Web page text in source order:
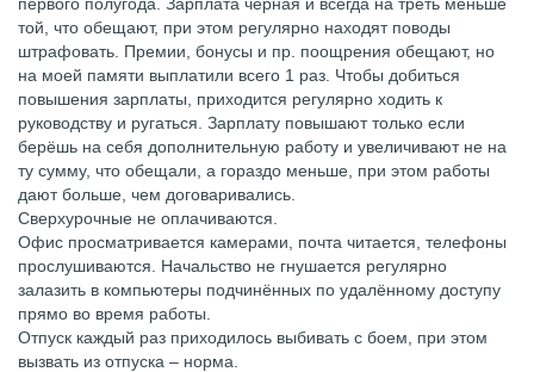
той, что обещают, при этом регулярно находят поводы
штрафовать. Премии, бонусы и пр. поощрения обещают, но
на моей памяти выплатили всего 1 раз. Чтобы добиться
повышения зарплаты, приходится регулярно ходить к
руководству и ругаться. Зарплату повышают только если
берёшь на себя дополнительную работу и увеличивают не на
ту сумму, что обещали, а гораздо меньше, при этом работы
дают больше, чем договаривались.
Сверхурочные не оплачиваются.
Офис просматривается камерами, почта читается, телефоны
прослушиваются. Начальство не гнушается регулярно
залазить в компьютеры подчинённых по удалённому доступу
прямо во время работы.
Отпуск каждый раз приходилось выбивать с боем, при этом
вызвать из отпуска – норма.